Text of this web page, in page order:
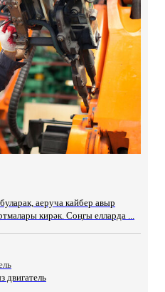
аеруча кайбер авыр
кирәк. Соңгы елларда ...
двигатель